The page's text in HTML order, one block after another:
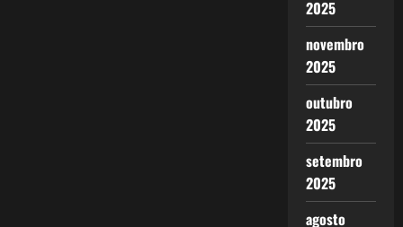
2025
novembro
2025
outubro
2025
setembro
2025
agosto